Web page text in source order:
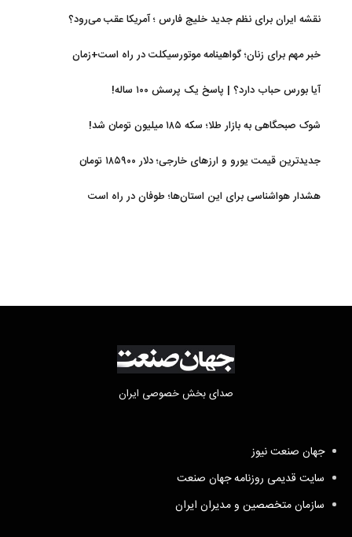
نقشه ایران برای نظم جدید خلیج فارس ؛ آمریکا عقب می‌رود؟
خبر مهم برای زنان؛ گواهینامه موتورسیکلت در راه است+زمان
آیا بورس حباب دارد؟ | پاسخ یک پرسش ۱۰۰ ساله!
شوک صبحگاهی به بازار طلا؛ سکه ۱۸۵ میلیون تومان شد!
جدیدترین قیمت یورو و ارزهای خارجی؛ دلار ۱۸۵۹۰۰ تومان
هشدار هواشناسی برای این استان‌ها؛ طوفان در راه است
صدای بخش خصوصی ایران
جهان صنعت نیوز
سایت قدیمی روزنامه جهان صنعت
سازمان متخصصین و مدیران ایران